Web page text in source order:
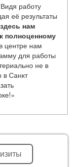
работу
её результаты
здесь нам
полноценному
центре нам
для работы
не в
в Санкт